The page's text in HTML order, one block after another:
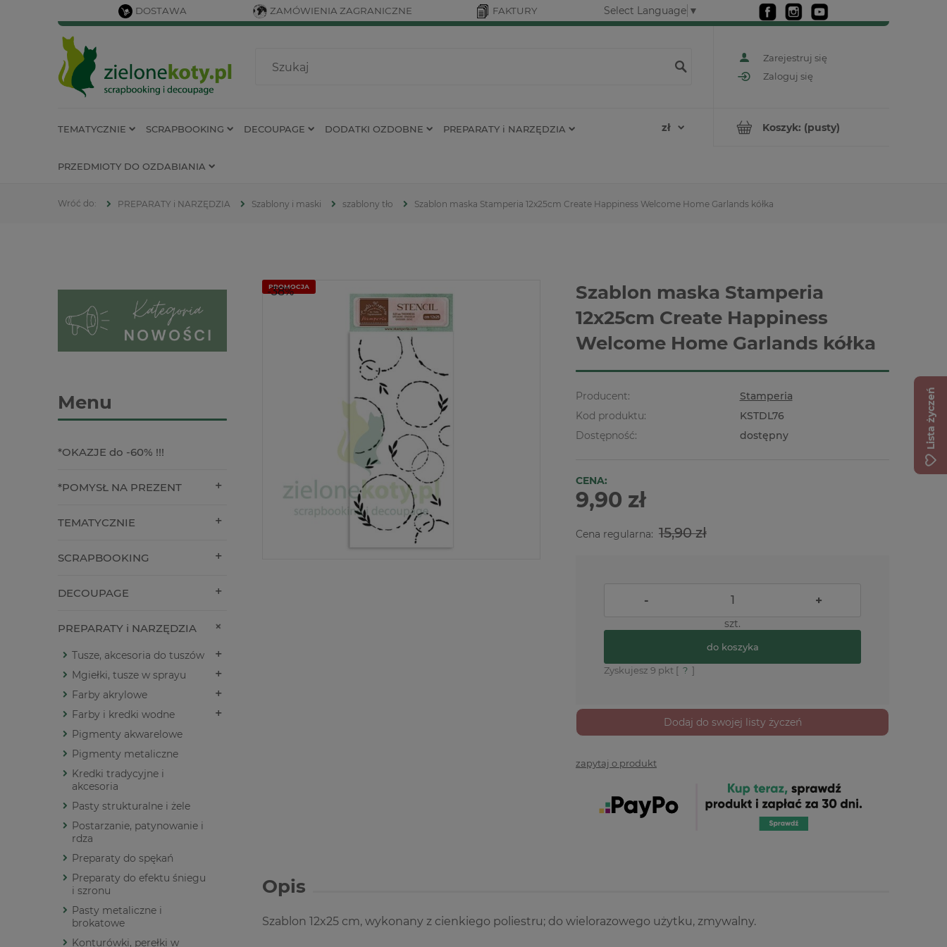
DOSTAWA ZAMÓWIENIA ZAGRANICZNE FAKTURY Select Language ▼
Zarejestruj się
Zaloguj się
Koszyk: (pusty)
TEMATYCZNIE SCRAPBOOKING DECOUPAGE DODATKI OZDOBNE PREPARATY i NARZĘDZIA
PRZEDMIOTY DO OZDABIANIA
PREPARATY i NARZĘDZIA Szablony i maski szablony tło Szablon maska Stamperia 12x25cm Create Happiness Welcome Home Garlands kółka
Menu
*OKAZJE do -60% !!!
*POMYSŁ NA PREZENT
TEMATYCZNIE
SCRAPBOOKING
DECOUPAGE
PREPARATY i NARZĘDZIA
Tusze, akcesoria do tuszów
Mgiełki, tusze w sprayu
Farby akrylowe
Farby i kredki wodne
Pigmenty akwarelowe
Pigmenty metaliczne
Kredki tradycyjne i
akcesoria
Pasty strukturalne i żele
Postarzanie, patynowanie i
rdza
Preparaty do spękań
Preparaty do efektu śniegu
i szronu
Pasty metaliczne i
brokatowe
Konturówki, perełki w
Szablon maska Stamperia
12x25cm Create Happiness
Welcome Home Garlands kółka
PROMOCJA
-38%
Producent:
Stamperia
Kod produktu:
KSTDL76
Dostępność:
dostępny
CENA:
9,90 zł
Cena regularna: 15,90 zł
- +
szt.
do koszyka
Zyskujesz 9 pkt [ ? ]
Dodaj do swojej listy życzeń
zapytaj o produkt
Opis
Szablon 12x25 cm, wykonany z cienkiego poliestru; do wielorazowego użytku, zmywalny.
Lista życzeń